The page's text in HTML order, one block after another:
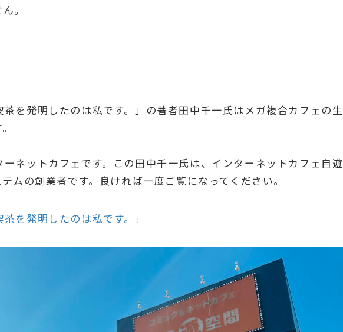
。
茶を発明したのは私です。」の著者田中千一氏はメガ複合カフェの生
ネットカフェです。この田中千一氏は、インターネットカフェ自遊
ムの創業者です。良ければ一度ご覧になってください。
を発明したのは私です。」